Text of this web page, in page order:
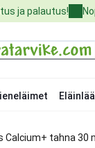
ja palautus!
Calcium+ tahna 30